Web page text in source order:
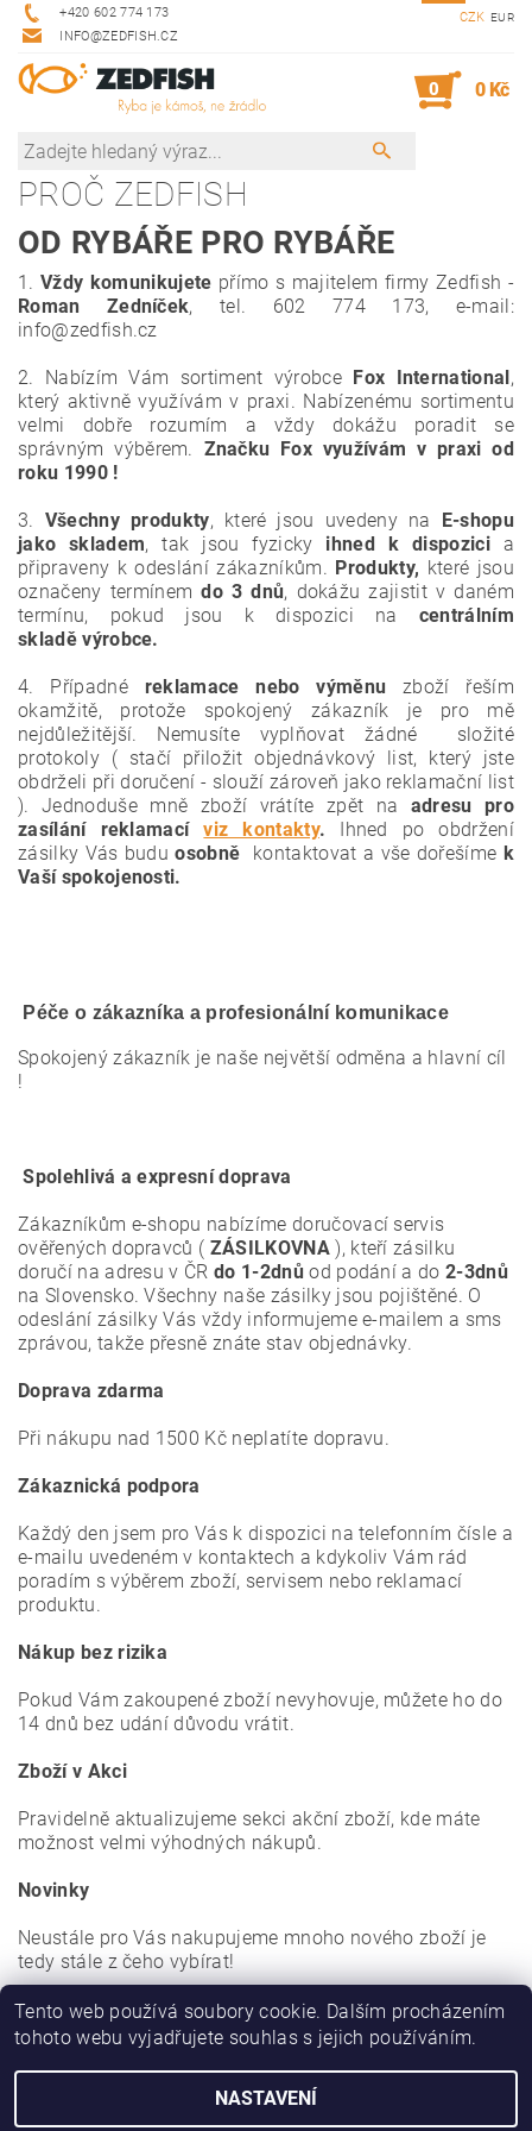
+420 602 774 173
INFO@ZEDFISH.CZ
CZK EUR
0 0 Kč
PROČ ZEDFISH
OD RYBÁŘE PRO RYBÁŘE
1.Vždy komunikujete přímo s majitelem firmy Zedfish -
Roman Zedníček, tel. 602 774 173, e-mail:
info@zedfish.cz
2. Nabízím Vám sortiment výrobce Fox International,
který aktivně využívám v praxi. Nabízenému sortimentu
velmi dobře rozumím a vždy dokážu poradit se
správným výběrem. Značku Fox využívám v praxi od
roku 1990 !
3. Všechny produkty, které jsou uvedeny na E-shopu
jako skladem, tak jsou fyzicky ihned k dispozicia
připraveny k odeslání zákazníkům. Produkty, které jsou
označeny termínemdo 3 dnů, dokážu zajistit v daném
termínu, pokud jsou k dispozici na centrálním
skladě výrobce.
4. Případné reklamace nebo výměnu zboží řeším
okamžitě, protože spokojený zákazník je pro mě
nejdůležitější. Nemusíte vyplňovat žádné složité
protokoly ( stačí přiložit objednávkový list, který jste
obdrželi při doručení - slouží zároveň jako reklamační list
). Jednoduše mně zboží vrátíte zpět na adresu pro
zasílání reklamacíviz kontakty.
Ihned po obdržení
zásilky Vás buduosobně kontaktovat a vše dořešíme k
Vaší spokojenosti.
Péče o zákazníka a profesionální komunikace
Spokojený zákazník je naše největší odměna a hlavní cíl
!
Spolehlivá a expresní doprava
Zákazníkům e-shopu nabízíme doručovací servis
ověřených dopravců ( ZÁSILKOVNA), kteří zásilku
doručí na adresu v ČRdo 1-2dnůod podání a do2-3dnů
na Slovensko. Všechny naše zásilky jsou pojištěné. O
odeslání zásilky Vás vždy informujeme e-mailem a sms
zprávou, takže přesně znáte stav objednávky.
Doprava zdarma
Při nákupu nad 1500 Kč neplatíte dopravu.
Zákaznická podpora
Každý den jsem pro Vás k dispozici na telefonním čísle a
e-mailu uvedeném v kontaktech a kdykoliv Vám rád
poradím s výběrem zboží, servisem nebo reklamací
produktu.
Nákup bez rizika
Pokud Vám zakoupené zboží nevyhovuje, můžete ho do
14 dnů bez udání důvodu vrátit.
Zboží v Akci
Pravidelně aktualizujeme sekci akční zboží, kde máte
možnost velmi výhodných nákupů.
Novinky
Neustále pro Vás nakupujeme mnoho nového zboží je
tedy stále z čeho vybírat!
Heureka.cz | OBLEČENÍ, OBUV
Tento web používá soubory cookie. Dalším procházením
tohoto webu vyjadřujete souhlas s jejich používáním.
NASTAVENÍ